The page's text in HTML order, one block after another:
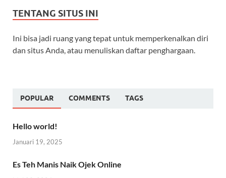
TENTANG SITUS INI
Ini bisa jadi ruang yang tepat untuk memperkenalkan diri
dan situs Anda, atau menuliskan daftar penghargaan.
POPULAR COMMENTS TAGS
Hello world!
Januari 19, 2025
Es Teh Manis Naik Ojek Online